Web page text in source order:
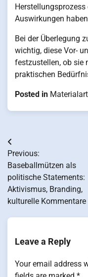
Auswirkungen
Bei der Überlegung
wichtig, diese Vor-
festzustellen, ob sie
praktischen
Posted in
Post
navigation
Previous:
Baseballmützen als
politische Statements:
Aktivismus, Branding,
kulturelle Kommentare
Leave a Reply
Your email address